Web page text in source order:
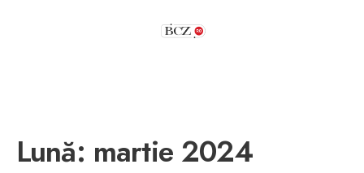
Lună: martie 2024